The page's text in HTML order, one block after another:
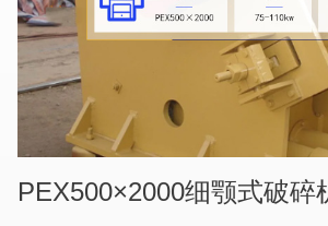
PEX500×2000细颚式破碎